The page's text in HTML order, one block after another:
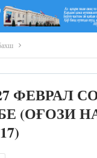
ФЕВРАЛ
(ОҒОЗИ